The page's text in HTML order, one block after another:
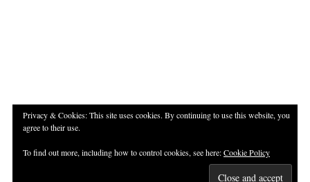
Publisher 2 by
Raam Dev.
Privacy & Cookies: This site uses cookies. By continuing to use this website, you
agree to their use.
To find out more, including how to control cookies, see here:Cookie Policy